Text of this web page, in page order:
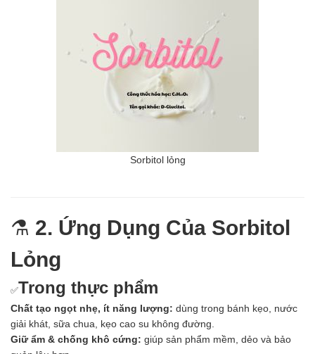
Sorbitol lỏng
⚗️ 2. Ứng Dụng Của Sorbitol
Lỏng
✅Trong thực phẩm
Chất tạo ngọt nhẹ, ít năng lượng: dùng trong bánh kẹo, nước
giải khát, sữa chua, kẹo cao su không đường.
Giữ ẩm & chống khô cứng: giúp sản phẩm mềm, dẻo và bảo